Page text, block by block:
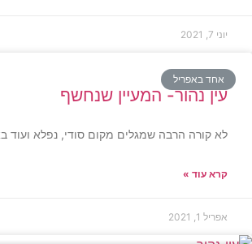
יוני 7, 2021
אחד באפריל
עין נהור- המעיין שנחשף
לא קורה הרבה שמגלים מקום סודי, נפלא ועוד
קרא עוד »
אפריל 1, 2021